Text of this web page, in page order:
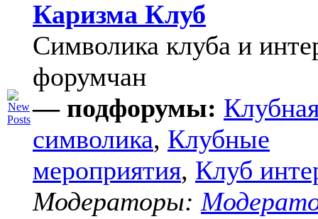
Каризма Клуб
Символика клуба и
форумчан
— подфорумы:
символика, Клубные
мероприятия, Клуб
Модераторы: